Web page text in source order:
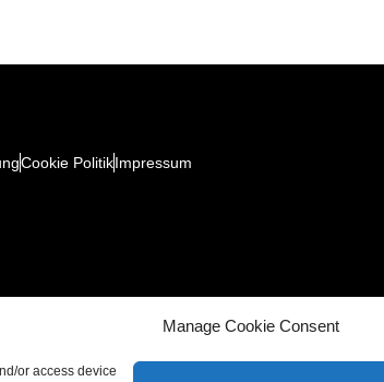
Manage Cookie Consent
or access device
Cookie PolitikImpressum